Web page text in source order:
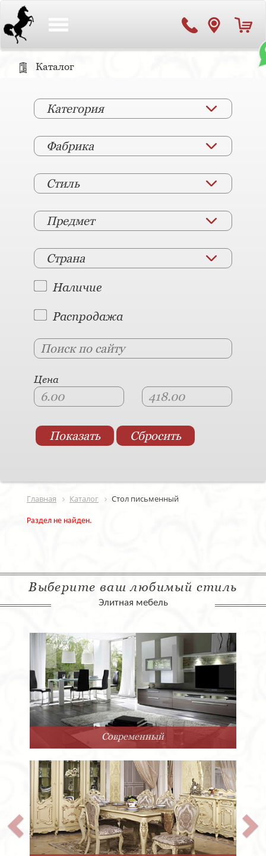
Каталог
Категория
Фабрика
Стиль
Предмет
Страна
Наличие
Распродажа
Цена
Главная Каталог Стол письменный
Раздел не найден.
Выберите ваш любимый стиль
Элитная мебель
Современный